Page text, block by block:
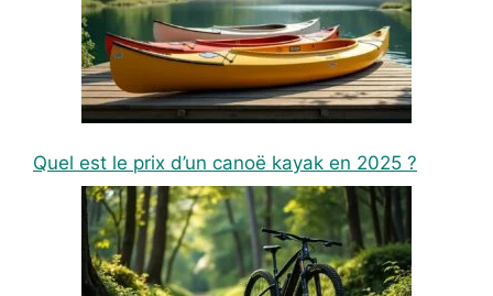
Quel est le prix d’un canoë kayak en 2025 ?